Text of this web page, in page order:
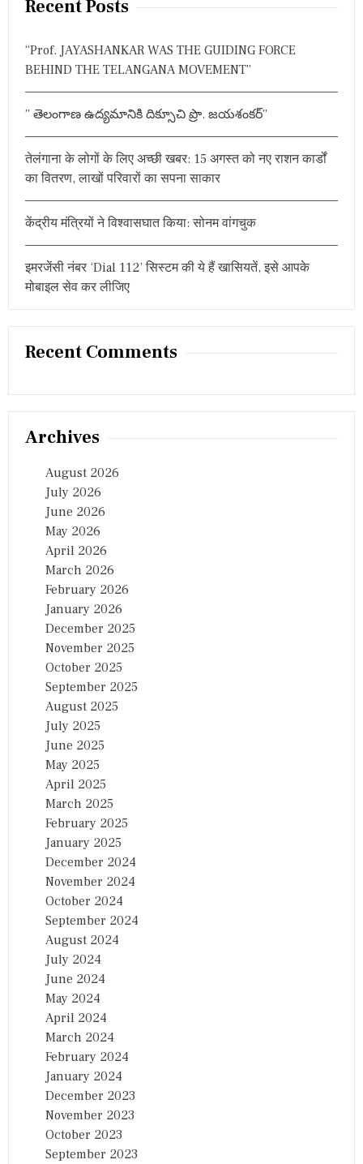
Recent Posts
“Prof. JAYASHANKAR WAS THE GUIDING FORCE
BEHIND THE TELANGANA MOVEMENT”
” తెలంగాణ ఉద్యమానికి దిక్సూచి ప్రొ. జయశంకర్”
तेलंगाना के लोगों के लिए अच्छी खबर: 15 अगस्त को नए राशन कार्डों
का वितरण, लाखों परिवारों का सपना साकार
केंद्रीय मंत्रियों ने विश्वासघात किया: सोनम वांगचुक
इमरजेंसी नंबर ‘Dial 112’ सिस्टम की ये हैं खासियतें, इसे आपके
मोबाइल सेव कर लीजिए
Recent Comments
Archives
August 2026
July 2026
June 2026
May 2026
April 2026
March 2026
February 2026
January 2026
December 2025
November 2025
October 2025
September 2025
August 2025
July 2025
June 2025
May 2025
April 2025
March 2025
February 2025
January 2025
December 2024
November 2024
October 2024
September 2024
August 2024
July 2024
June 2024
May 2024
April 2024
March 2024
February 2024
January 2024
December 2023
November 2023
October 2023
September 2023